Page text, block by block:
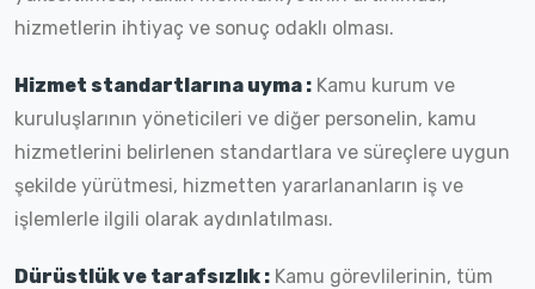
hizmetlerin ihtiyaç ve sonuç odaklı olması.
Hizmet standartlarına uyma : Kamu kurum ve
kuruluşlarının yöneticileri ve diğer personelin, kamu
hizmetlerini belirlenen standartlara ve süreçlere uygun
şekilde yürütmesi, hizmetten yararlananların iş ve
işlemlerle ilgili olarak aydınlatılması.
Dürüstlük ve tarafsızlık : Kamu görevlilerinin, tüm